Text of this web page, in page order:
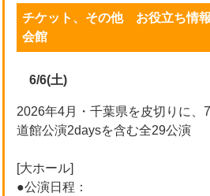
チケット、その他 お役立ち情
会館
6/6(土)
2026年4月・千葉県を皮切りに、
道館公演2daysを含む全29公演
[大ホール]
●公演日程：